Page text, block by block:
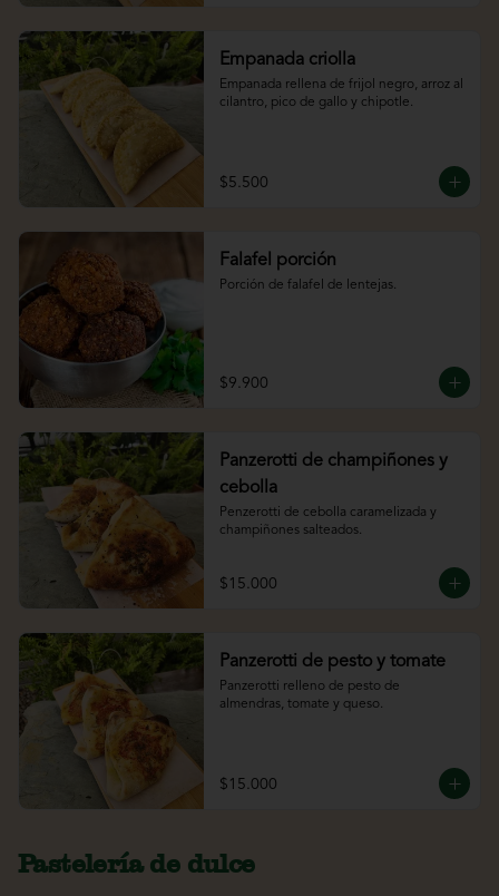
Empanada criolla
Empanada rellena de frijol negro, arroz al
cilantro, pico de gallo y chipotle.
$5.500
Falafel porción
Porción de falafel de lentejas.
$9.900
Panzerotti de champiñones y
cebolla
Penzerotti de cebolla caramelizada y
champiñones salteados.
$15.000
Panzerotti de pesto y tomate
Panzerotti relleno de pesto de
almendras, tomate y queso.
$15.000
Pastelería de dulce